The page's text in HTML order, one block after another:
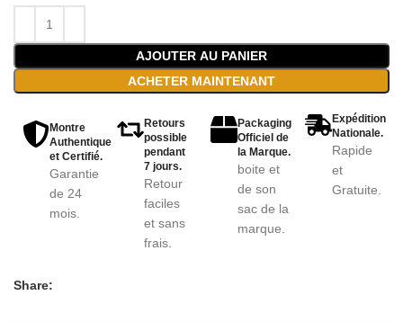
AJOUTER AU PANIER
ACHETER MAINTENANT
Montre
Authentique
et Certifié.
Garantie
de 24
mois.
Retours
possible
pendant
7 jours.
Retour
faciles
et sans
frais.
Packaging
Officiel de
la Marque.
boite et
de son
sac de la
marque.
Expédition
Nationale.
Rapide
et
Gratuite.
Share: